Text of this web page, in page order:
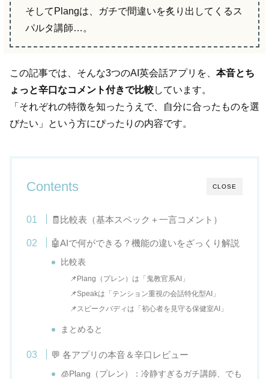
そしてPlangは、ガチで間違いを炙り出してくるス
パルタ講師…。
この記事では、そんな3つのAI英会話アプリを、 本音とち
ょっと辛口なコメント付きで比較しています。
「それぞれの特徴を知ったうえで、自分に合ったものを選
びたい」という方にぴったりの内容です。
CLOSE
Contents
🧾比較表（基本スペック＋一言コメント）
🤖AIで何ができる？機能の違いをざっくり解説
比較表
📌Plang（プレン）は「鬼教官系AI」
📌Speakは「テンション重視の会話特化型AI」
📌スピークバディは「初心者を見守る保健室AI」
まとめると
💬 各アプリの本音＆辛口レビュー
🧊Plang（プレン）：冷静すぎるガチ講師、でも